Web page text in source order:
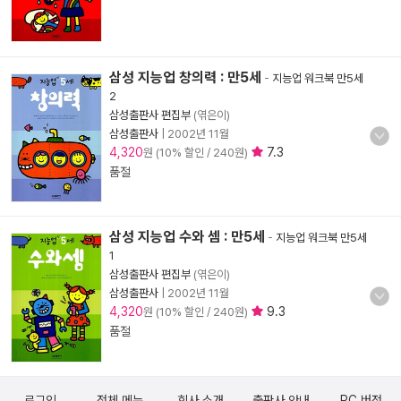
삼성 지능업 창의력 : 만5세 - 지능업 워크북 만5세
2
삼성출판사 편집부 (엮은이)
삼성출판사
2002년 11월
4,320원 (10% 할인 / 240원)
7.3
품절
삼성 지능업 수와 셈 : 만5세 - 지능업 워크북 만5세
1
삼성출판사 편집부 (엮은이)
삼성출판사
2002년 11월
4,320원 (10% 할인 / 240원)
9.3
품절